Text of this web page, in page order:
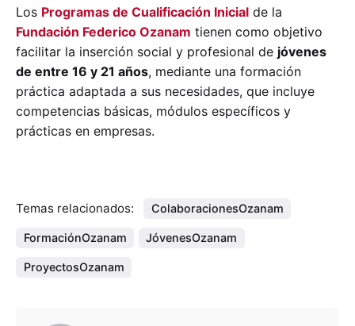
Los Programas de Cualificación Inicial de la
Fundación Federico Ozanam tienen como objetivo
facilitar la inserción social y profesional de jóvenes
de entre 16 y 21 años , mediante una formación
práctica adaptada a sus necesidades, que incluye
competencias básicas, módulos específicos y
prácticas en empresas.
Temas relacionados: ColaboracionesOzanam
FormaciónOzanam JóvenesOzanam
ProyectosOzanam